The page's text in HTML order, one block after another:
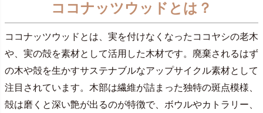
ココナッツウッドとは？
ココナッツウッドとは、実を付けなくなったココヤシの老木
や、実の殻を素材として活用した木材です。廃棄されるはず
の木や殻を生かすサステナブルなアップサイクル素材として
注目されています。木部は繊維が詰まった独特の斑点模様、
殻は磨くと深い艶が出るのが特徴で、ボウルやカトラリー、